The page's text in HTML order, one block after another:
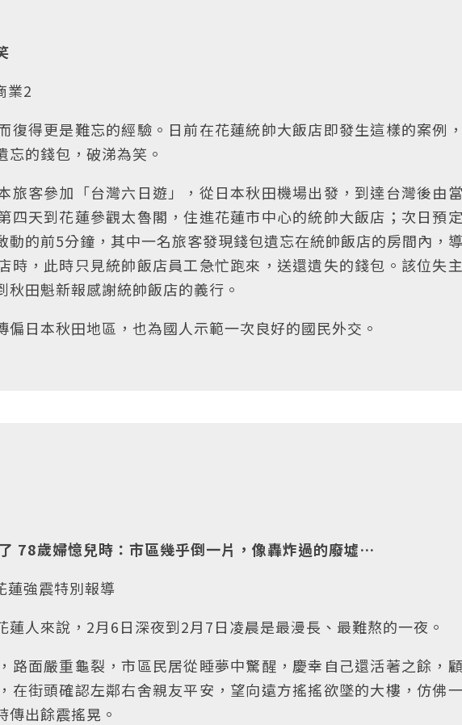
業2
復得更是難忘的經驗。日前在花蓮統帥大飯店即發生這樣的案例
忘的錢包，破涕為笑。
旅客參加「台灣六日遊」，從日本秋田機場出發，到達台灣後由
四天到花蓮參觀太魯閣，住進花蓮市中心的統帥大飯店；次日預
動的前5分鐘，其中一名旅客發現錢包遺忘在統帥飯店的房間內，
時，此時只見統帥飯店員工急忙跑來，送還遺失的錢包。該位失
田魁新報感謝統帥飯店的義行。
日本秋田地區，也為國人示範一次良好的國民外交。
78歲婦憶兒時：市區幾乎倒一片，像轟炸過的廢墟…
強震特別報導
蓮人來說，2月6日深夜到2月7日凌晨是最漫長、最難熬的一夜。
路面嚴重龜裂，市區民居從睡夢中驚醒，慶幸自己還活著之餘，
在街頭確認左鄰右舍親友平安，望向遠方搖搖欲墜的大樓，仿佛
傳出餘震搖晃。